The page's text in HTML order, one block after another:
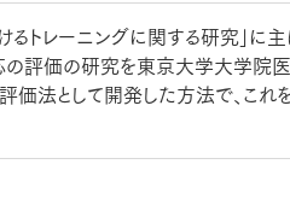
トレーニングに関する研究」に主
の評価の研究を東京大学大学院
価法として開発した方法で、これ